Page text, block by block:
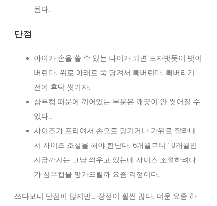
된다.
단점
아이가 손을 쓸 수 있는 나이가 되면 모자벗듯이 벗어
버린다. 위로 아래로 쭉 당겨서 빼버린다. 빼버리기
전에 후딱 씻기자.
샴푸캡 때문에 끼어있는 부분은 깨끗이 안 씻어질 수
있다..
사이즈가 프리여서 손으로 당기거나 가위로 잘라내
서 사이즈 조절을 해야 한단다. 6개월부터 10개월인
지금까지는 그냥 씌우고 있는데 사이즈 조절하려다
가 샴푸캡을 망가뜨릴까 요즘 걱정이다.
쓰다보니 단점이 많지만… 장점이 훨씬 많다. 더운 요즘 하